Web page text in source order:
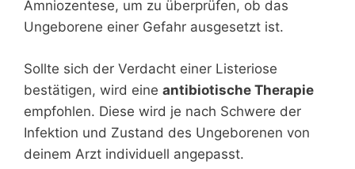
Amniozentese, um zu überprüfen, ob das
Ungeborene einer Gefahr ausgesetzt ist.
Sollte sich der Verdacht einer Listeriose
bestätigen, wird eine antibiotische Therapie
empfohlen. Diese wird je nach Schwere der
Infektion und Zustand des Ungeborenen von
deinem Arzt individuell angepasst.